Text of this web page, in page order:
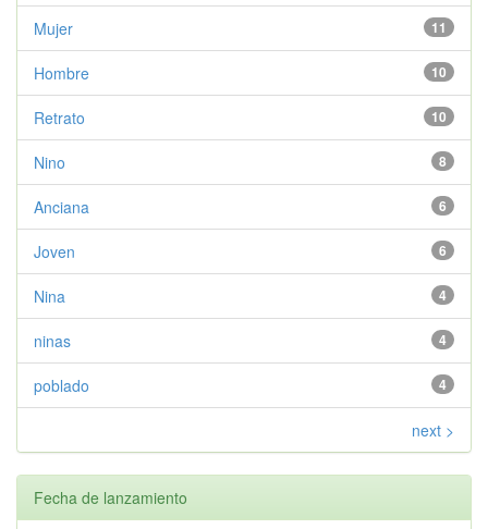
11
Mujer
10
Hombre
10
Retrato
8
Nino
6
Anciana
6
Joven
4
Nina
4
ninas
4
poblado
next >
Fecha de lanzamiento